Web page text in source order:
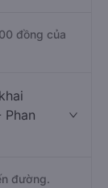
đồng của
đường.